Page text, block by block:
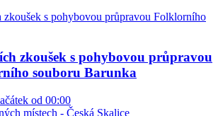
zkoušek s pohybovou průpravou
souboru Barunka
od 00:00
místech - Česká Skalice